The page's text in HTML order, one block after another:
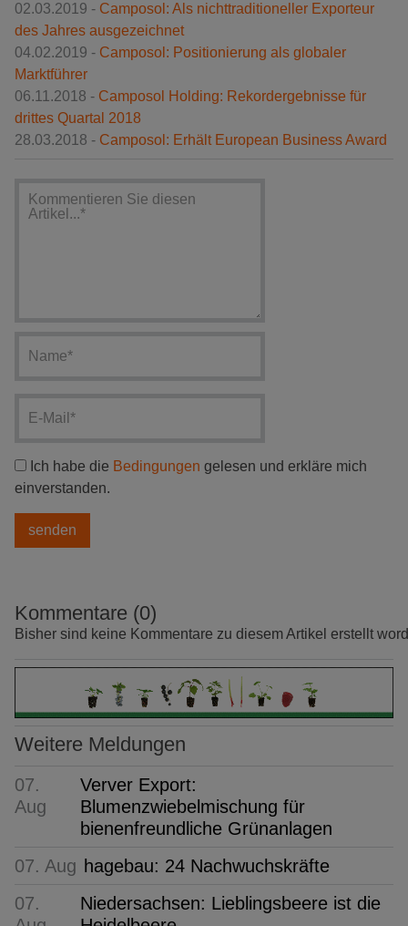
02.03.2019 - Camposol: Als nichttraditioneller Exporteur
des Jahres ausgezeichnet
04.02.2019 - Camposol: Positionierung als globaler
Marktführer
06.11.2018 - Camposol Holding: Rekordergebnisse für
drittes Quartal 2018
28.03.2018 - Camposol: Erhält European Business Award
Ich habe die Bedingungen gelesen und erkläre mich
einverstanden.
Kommentare (0)
Bisher sind keine Kommentare zu diesem Artikel erstellt
Weitere Meldungen
07.
Aug
Verver Export:
Blumenzwiebelmischung für
bienenfreundliche Grünanlagen
07. Aug hagebau: 24 Nachwuchskräfte
07.
Niedersachsen: Lieblingsbeere ist die